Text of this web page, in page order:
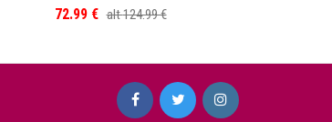
72.99 € alt124.99 €